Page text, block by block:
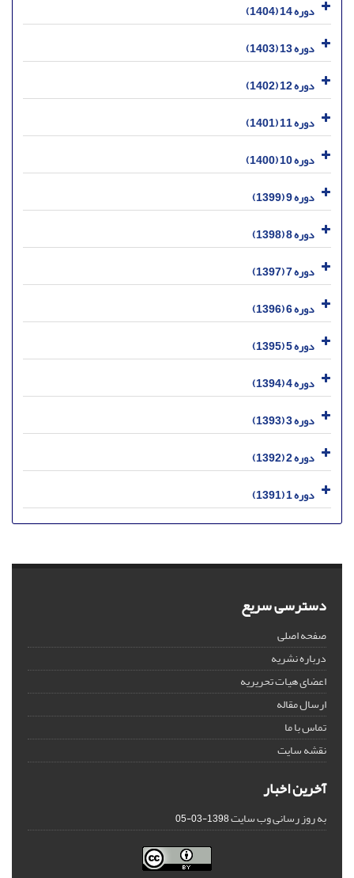
دوره 14 (1404)
دوره 13 (1403)
دوره 12 (1402)
دوره 11 (1401)
دوره 10 (1400)
دوره 9 (1399)
دوره 8 (1398)
دوره 7 (1397)
دوره 6 (1396)
دوره 5 (1395)
دوره 4 (1394)
دوره 3 (1393)
دوره 2 (1392)
دوره 1 (1391)
دسترسی سریع
صفحه اصلی
درباره نشریه
اعضای هیات تحریریه
ارسال مقاله
تماس با ما
نقشه سایت
آخرین اخبار
به روز رسانی وب سایت1398-03-05